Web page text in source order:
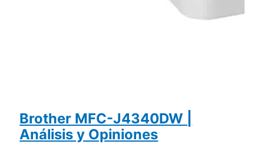
Brother MFC-J4340DW |
Análisis y Opiniones